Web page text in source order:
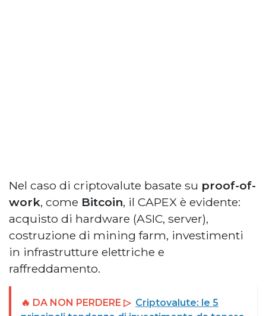
Nel caso di criptovalute basate su proof-of-
work, come Bitcoin, il CAPEX è evidente:
acquisto di hardware (ASIC, server),
costruzione di mining farm, investimenti
in infrastrutture elettriche e
raffreddamento.
🔥 DA NON PERDERE ▷ Criptovalute: le 5